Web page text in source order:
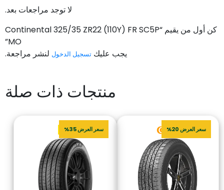
لا توجد مراجعات بعد.
كن أول من يقيم “Continental 325/35 ZR22 (110Y) FR SC5P
MO”
يجب عليك تسجيل الدخول لنشر مراجعة.
منتجات ذات صلة
سعر العرض 20% سعر العرض 35%